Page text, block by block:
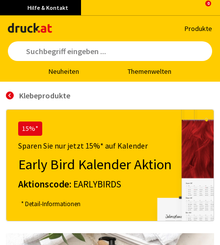
Hilfe & Kontakt
Pro­duk­te
Neu­hei­ten The­men­wel­ten
Klebeprodukte
15%*
Sparen Sie nur jetzt 15%* auf Kalender
Early Bird Kalender Aktion
Aktionscode: EARLYBIRDS
* Detail-Informationen